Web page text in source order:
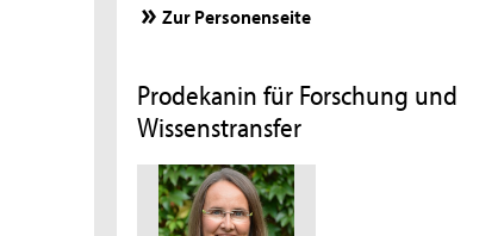
Zur Personenseite
Prodekanin für Forschung und
Wissenstransfer